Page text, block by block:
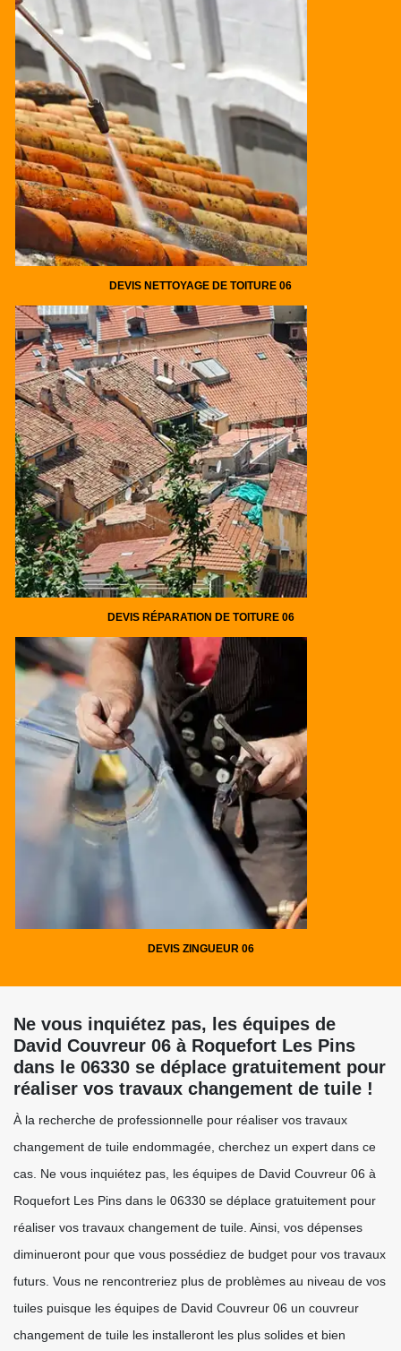
DEVIS NETTOYAGE DE TOITURE 06
DEVIS RÉPARATION DE TOITURE 06
DEVIS ZINGUEUR 06
Ne vous inquiétez pas, les équipes de
David Couvreur 06 à Roquefort Les Pins
dans le 06330 se déplace gratuitement pour
réaliser vos travaux changement de tuile !
À la recherche de professionnelle pour réaliser vos travaux
changement de tuile endommagée, cherchez un expert dans ce
cas. Ne vous inquiétez pas, les équipes de David Couvreur 06 à
Roquefort Les Pins dans le 06330 se déplace gratuitement pour
réaliser vos travaux changement de tuile. Ainsi, vos dépenses
diminueront pour que vous possédiez de budget pour vos travaux
futurs. Vous ne rencontreriez plus de problèmes au niveau de vos
tuiles puisque les équipes de David Couvreur 06 un couvreur
changement de tuile les installeront les plus solides et bien